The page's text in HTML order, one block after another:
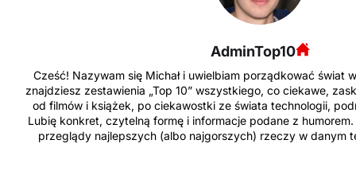
AdminTop10
Cześć! Nazywam się Michał i uwielbiam porządkować świat
znajdziesz zestawienia „Top 10” wszystkiego, co ciekawe,
od filmów i książek, po ciekawostki ze świata technologii,
Lubię konkret, czytelną formę i informacje podane z
przeglądy najlepszych (albo najgorszych) rzeczy w danym